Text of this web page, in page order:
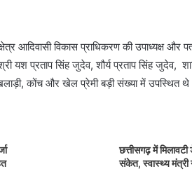
विकास प्राधिकरण की उपाध्यक्ष और
यश प्रताप सिंह जुदेव, शौर्य प्रताप सिंह जुदेव,
कोंच और खेल प्रेमी बड़ी संख्या में उपस्थित
छत्तीसगढ़ में मिलावटी
संकेत, स्वास्थ्य